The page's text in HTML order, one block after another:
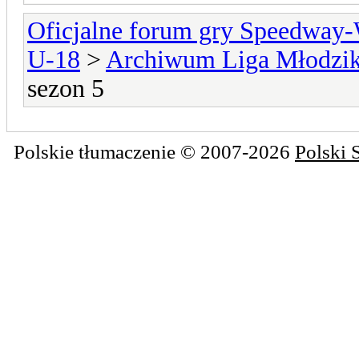
Oficjalne forum gry
U-18 > Archiwum Liga
sezon 5
Polskie tłumaczenie © 2007-2026 Polski